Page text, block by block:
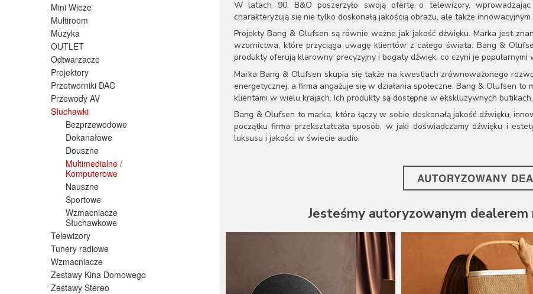
Mini Wieże
Multiroom
Muzyka
OUTLET
Odtwarzacze
Projektory
Przetworniki DAC
Przewody AV
Słuchawki
Bezprzewodowe
Dokanałowe
Douszne
Multimedialne /
Komputerowe
Nauszne
Sportowe
Wzmacniacze
Słuchawkowe
Telewizory
Tunery radiowe
Wzmacniacze
Zestawy Kina Domowego
Zestawy Stereo
W latach 90. B&O poszerzyło swoją ofertę o telewizory,
charakteryzują się nie tylko doskonałą jakością obrazu, ale także
Projekty Bang & Olufsen są równie ważne jak jakość dźwięku. Marka jest
wzornictwa, które przyciąga uwagę klientów z całego świata. Bang &
produkty oferują klarowny, precyzyjny i bogaty dźwięk, co czyni je popularnymi
Marka Bang & Olufsen skupia się także na kwestiach zrównoważonego
energetycznej, a firma angażuje się w działania społeczne. Bang & Olufsen to
klientami w wielu krajach. Ich produkty są dostępne w ekskluzywnych
Bang & Olufsen to marka, która łączy w sobie doskonałą jakość dźwięku,
początku firma przekształcała sposób, w jaki doświadczamy dźwięku i
luksusu i jakości w świecie audio.
AUTORYZOWANY
Jesteśmy autoryzowanym dealerem